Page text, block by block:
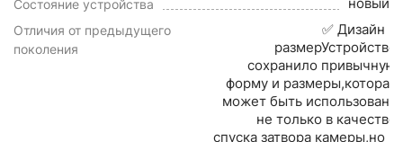
Состояние устройства
Отличия от предыдущего
поколения
✅ Дизайн и
размерУстройство
сохранило привычную
форму и размеры,которая
может быть использована
не только в качестве
спуска затвора камеры,но и